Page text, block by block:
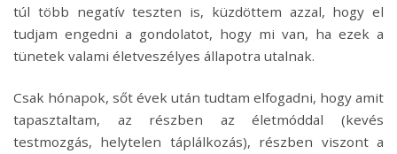
túl több negatív teszten is, küzdöttem azzal, hogy el
tudjam engedni a gondolatot, hogy mi van, ha ezek a
tünetek valami életveszélyes állapotra utalnak.
Csak hónapok, sőt évek után tudtam elfogadni, hogy amit
tapasztaltam, az részben az életmóddal (kevés
testmozgás, helytelen táplálkozás), részben viszont a